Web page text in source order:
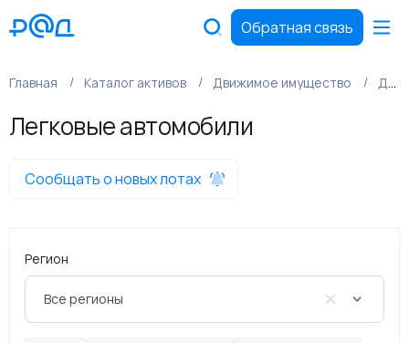
Обратная связь
Главная Каталог активов Движимое имущество Движимое имущество
Легковые автомобили
Сообщать о новых лотах
Регион
Все регионы